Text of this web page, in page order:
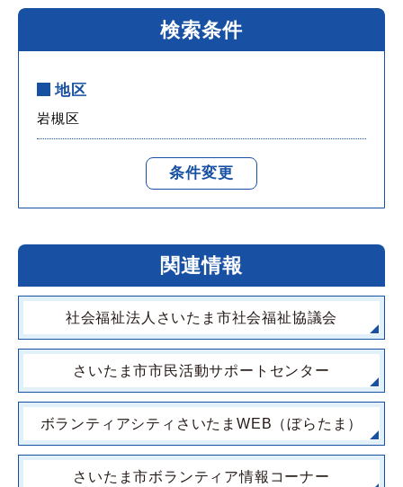
検索条件
地区
岩槻区
条件変更
関連情報
社会福祉法人さいたま市社会福祉協議会
さいたま市市民活動サポートセンター
ボランティアシティさいたまWEB（ぼらたま）
さいたま市ボランティア情報コーナー